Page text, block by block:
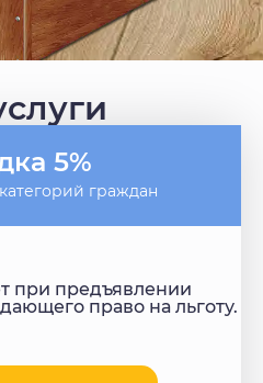
5%
граждан
при предъявлении
право на льготу.